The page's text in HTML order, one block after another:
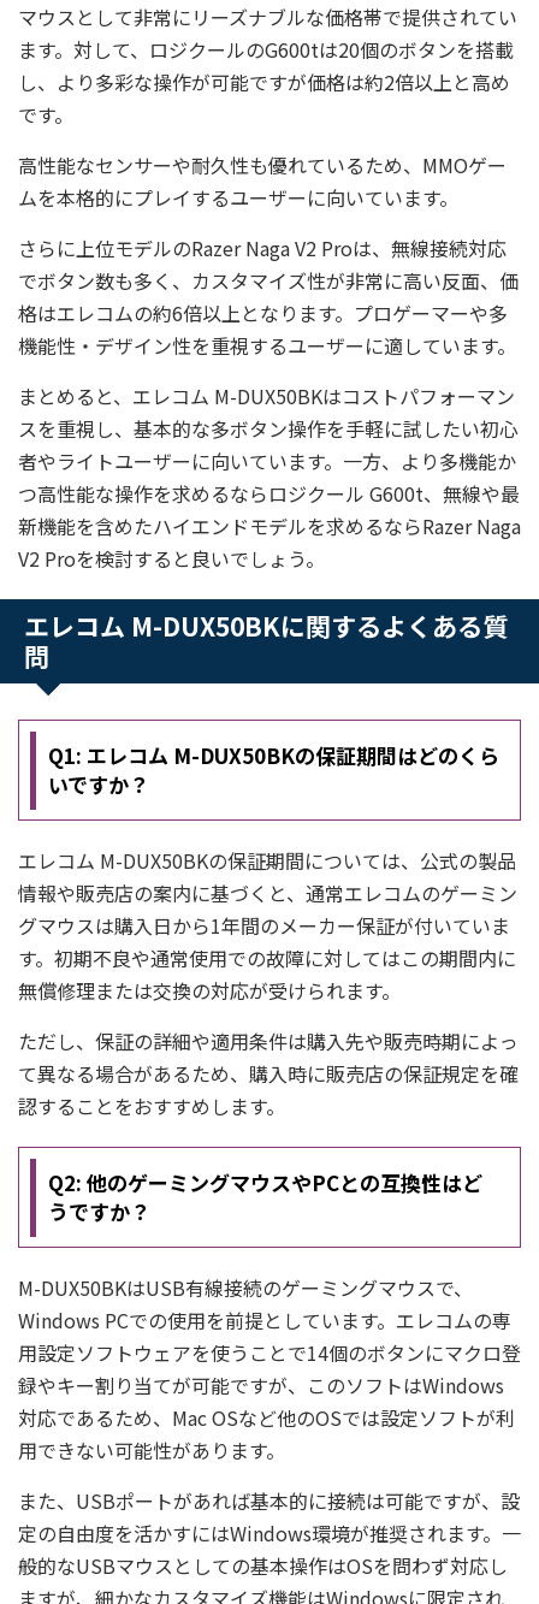
マウスとして非常にリーズナブルな価格帯で提供されてい
ます。対して、ロジクールのG600tは20個のボタンを搭載
し、より多彩な操作が可能ですが価格は約2倍以上と高め
です。
高性能なセンサーや耐久性も優れているため、MMOゲー
ムを本格的にプレイするユーザーに向いています。
さらに上位モデルのRazer Naga V2 Proは、無線接続対応
でボタン数も多く、カスタマイズ性が非常に高い反面、価
格はエレコムの約6倍以上となります。プロゲーマーや多
機能性・デザイン性を重視するユーザーに適しています。
まとめると、エレコム M-DUX50BKはコストパフォーマン
スを重視し、基本的な多ボタン操作を手軽に試したい初心
者やライトユーザーに向いています。一方、より多機能か
つ高性能な操作を求めるならロジクール G600t、無線や最
新機能を含めたハイエンドモデルを求めるならRazer Naga
V2 Proを検討すると良いでしょう。
エレコム M-DUX50BKに関するよくある質
問
Q1: エレコム M-DUX50BKの保証期間はどのくら
いですか？
エレコム M-DUX50BKの保証期間については、公式の製品
情報や販売店の案内に基づくと、通常エレコムのゲーミン
グマウスは購入日から1年間のメーカー保証が付いていま
す。初期不良や通常使用での故障に対してはこの期間内に
無償修理または交換の対応が受けられます。
ただし、保証の詳細や適用条件は購入先や販売時期によっ
て異なる場合があるため、購入時に販売店の保証規定を確
認することをおすすめします。
Q2: 他のゲーミングマウスやPCとの互換性はど
うですか？
M-DUX50BKはUSB有線接続のゲーミングマウスで、
Windows PCでの使用を前提としています。エレコムの専
用設定ソフトウェアを使うことで14個のボタンにマクロ登
録やキー割り当てが可能ですが、このソフトはWindows
対応であるため、Mac OSなど他のOSでは設定ソフトが利
用できない可能性があります。
また、USBポートがあれば基本的に接続は可能ですが、設
定の自由度を活かすにはWindows環境が推奨されます。一
般的なUSBマウスとしての基本操作はOSを問わず対応し
ますが、細かなカスタマイズ機能はWindowsに限定され